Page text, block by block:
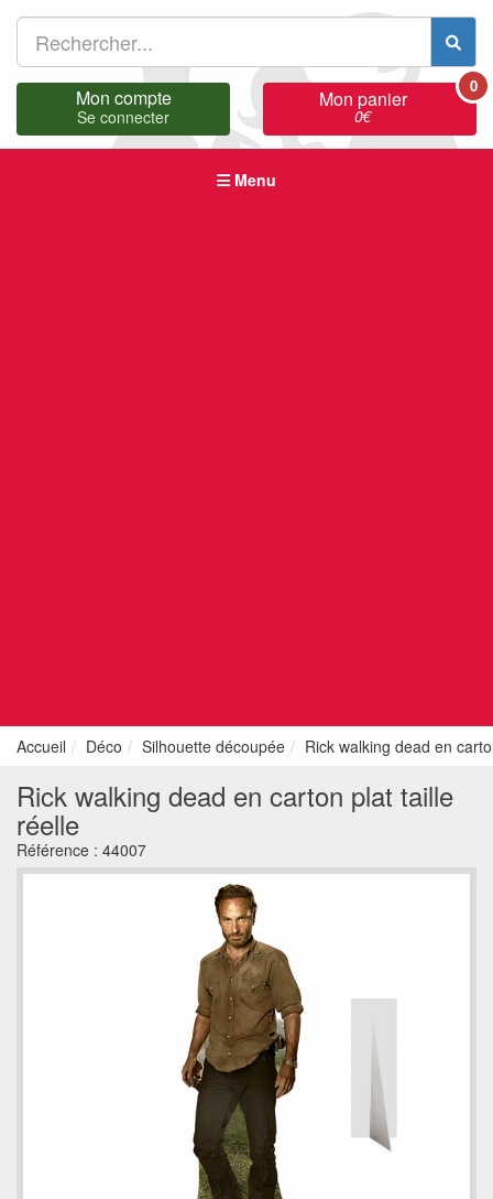
Mon compte
Se connecter
Mon panier
0€
0
Menu
Accueil Déco Silhouette découpée Rick walking dead en
Rick walking dead en carton plat taille
réelle
Référence : 44007